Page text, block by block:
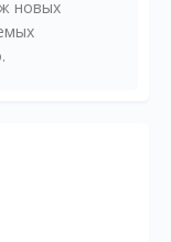
новых